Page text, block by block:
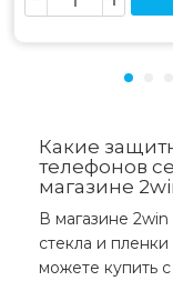
Какие
телефонов
магазине
В магазине
стекла и
можете купить